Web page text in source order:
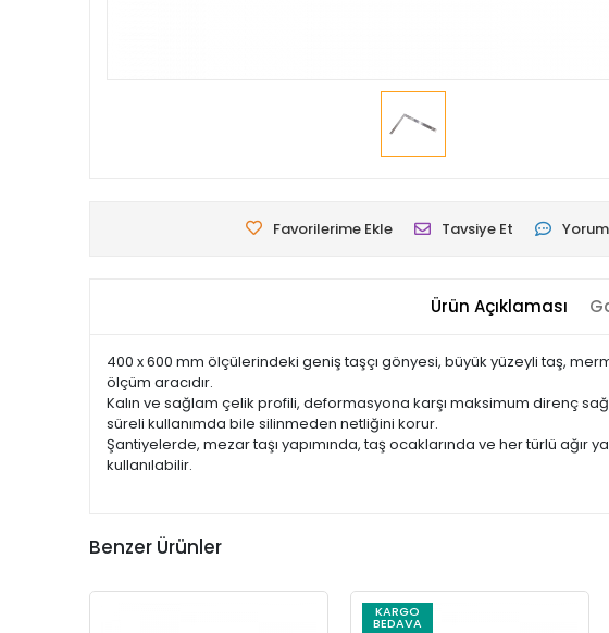
Favorilerime Ekle Tavsiye Et
Ürün Açıklaması
400 x 600 mm ölçülerindeki geniş taşçı gönyesi, büyük yüzeyli taş,
ölçüm aracıdır.
Kalın ve sağlam çelik profili, deformasyona karşı maksimum direnç
süreli kullanımda bile silinmeden netliğini korur.
Şantiyelerde, mezar taşı yapımında, taş ocaklarında ve her türlü ağır
kullanılabilir.
Benzer Ürünler
KARGO
BEDAVA